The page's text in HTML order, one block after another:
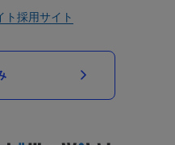
ト採用サイト